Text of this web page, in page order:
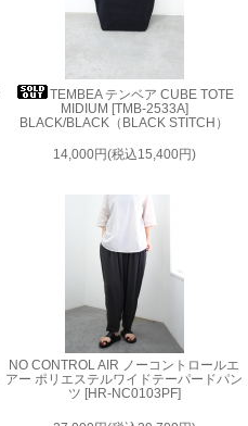
TEMBEA テンベア CUBE TOTE
MIDIUM [TMB-2533A]
BLACK/BLACK（BLACK STITCH）
14,000円(税込15,400円)
NO CONTROL AIR ノーコントロールエ
アー ポリエステルワイドテーパードパン
ツ [HR-NC0103PF]